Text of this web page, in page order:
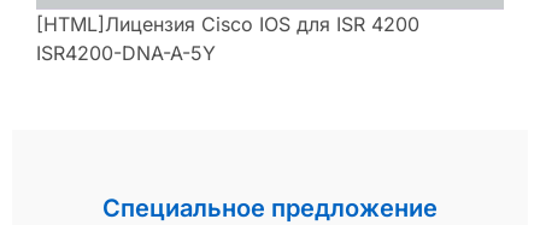
[HTML]Лицензия Cisco IOS для ISR 4200
ISR4200-DNA-A-5Y
Специальное предложение